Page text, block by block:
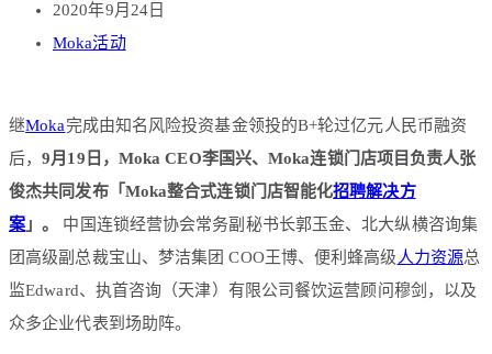
2020年9月24日
Moka活动
继Moka完成由知名风险投资基金领投的B+轮过亿元人民币融资
后，9月19日，Moka CEO李国兴、Moka连锁门店项目负责人张
俊杰共同发布「Moka整合式连锁门店智能化招聘解决方
案 」。
中国连锁经营协会常务副秘书长郭玉金、北大纵横咨询集
团高级副总裁宝山、梦洁集团 COO王博、便利蜂高级 人力资源总
监Edward、执首咨询（天津）有限公司餐饮运营顾问穆剑，以及
众多企业代表到场助阵。